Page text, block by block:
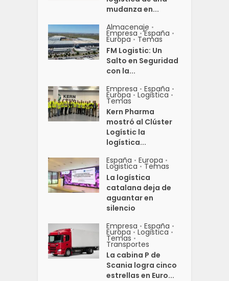
mudanza en...
Almacenaje •
Empresa • España •
Europa • Temas
FM Logistic: Un
Salto en Seguridad
con la...
Empresa • España •
Europa • Logistica •
Temas
Kern Pharma
mostró al Clúster
Logístic la
logística...
España • Europa •
Logistica • Temas
La logística
catalana deja de
aguantar en
silencio
Empresa • España •
Europa • Logistica •
Temas •
Transportes
La cabina P de
Scania logra cinco
estrellas en Euro...